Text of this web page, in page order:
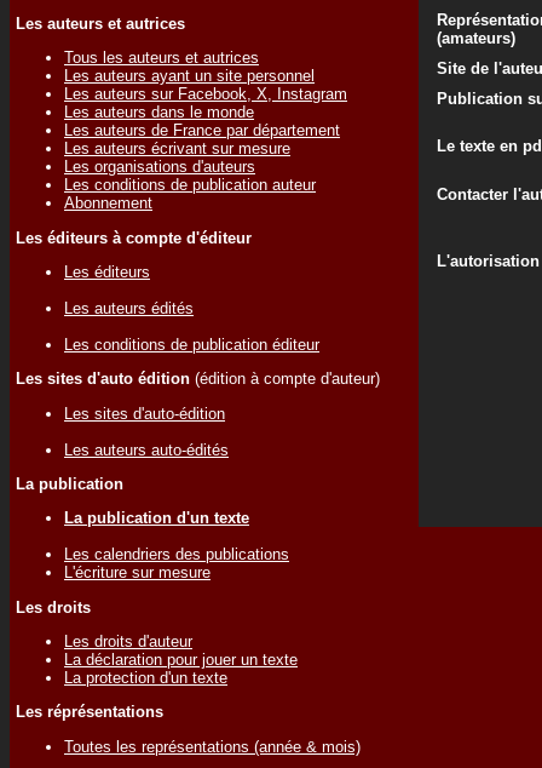
Les auteurs et autrices
Tous les auteurs et autrices
Les auteurs ayant un site personnel
Les auteurs sur Facebook, X, Instagram
Les auteurs dans le monde
Les auteurs de France par département
Les auteurs écrivant sur mesure
Les organisations d'auteurs
Les conditions de publication auteur
Abonnement
Les éditeurs à compte d'éditeur
Les éditeurs
Les auteurs édités
Les conditions de publication éditeur
Les sites d'auto édition (édition à compte d'auteur)
Les sites d'auto-édition
Les auteurs auto-édités
La publication
La publication d'un texte
Les calendriers des publications
L'écriture sur mesure
Les droits
Les droits d'auteur
La déclaration pour jouer un texte
La protection d'un texte
Les réprésentations
Toutes les représentations (année & mois)
(amateurs)
Site de
Publication
Le texte en
Contacter
L'autorisation